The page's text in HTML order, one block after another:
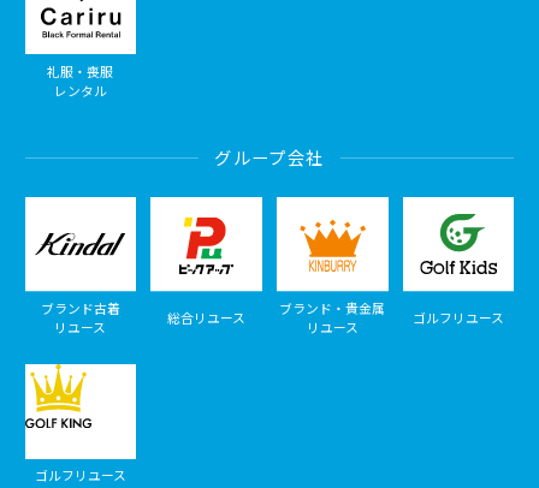
礼服・喪服
レンタル
グループ会社
ブランド古着
リユース
総合リユース
ブランド・貴金属
リユース
ゴルフリユース
ゴルフリユース